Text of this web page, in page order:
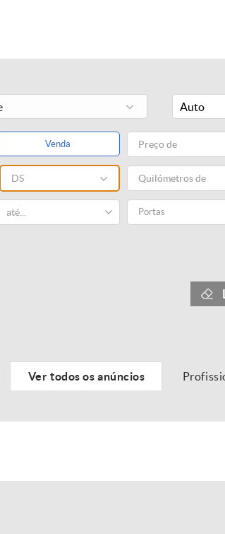
Auto
Venda
DS
Portas
Ver todos os anúncios